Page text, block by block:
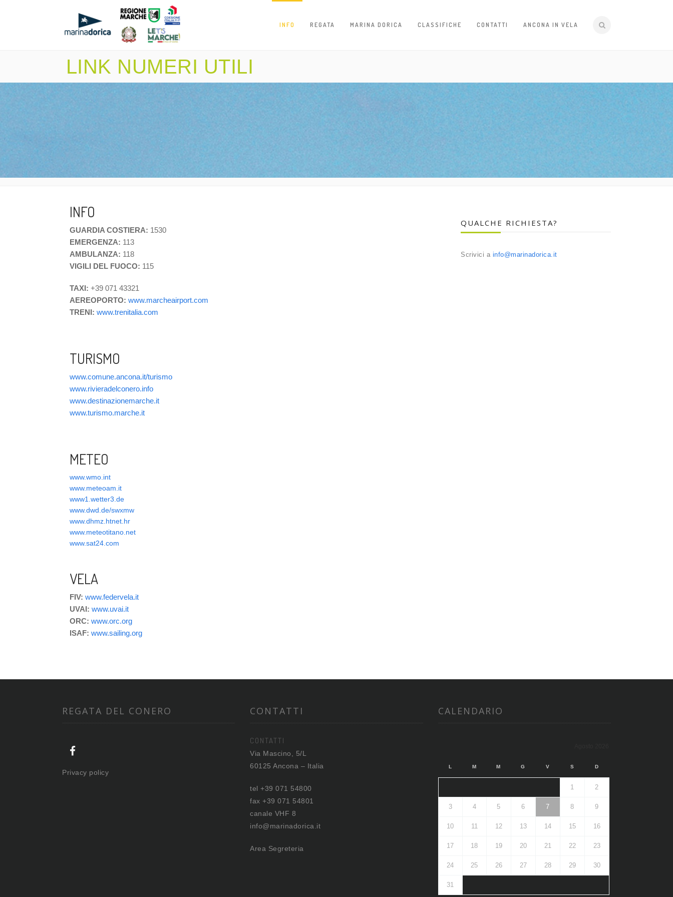
INFO REGATA MARINA DORICA CLASSIFICHE CONTATTI ANCONA IN VELA
LINK NUMERI UTILI
INFO
GUARDIA COSTIERA: 1530
EMERGENZA: 113
AMBULANZA: 118
VIGILI DEL FUOCO: 115
TAXI:+39 071 43321
AEREOPORTO:www.marcheairport.com
TRENI:www.trenitalia.com
TURISMO
www.comune.ancona.it/turismo
www.rivieradelconero.info
www.destinazionemarche.it
www.turismo.marche.it
METEO
www.wmo.int
www.meteoam.it
www1.wetter3.de
www.dwd.de/swxmw
www.dhmz.htnet.hr
www.meteotitano.net
www.sat24.com
VELA
FIV: www.federvela.it
UVAI: www.uvai.it
ORC: www.orc.org
ISAF: www.sailing.org
QUALCHE RICHIESTA?
Scrivici a info@marinadorica.it
REGATA DEL CONERO
Privacy policy
CONTATTI
CONTATTI
Via Mascino, 5/L
60125 Ancona – Italia
tel +39 071 54800
fax +39 071 54801
canale VHF 8
info@marinadorica.it
Area Segreteria
CALENDARIO
L M M G V S D
1 2
3 4 5 6 7 8 9
10 11 12 13 14 15 16
17 18 19 20 21 22 23
24 25 26 27 28 29 30
31